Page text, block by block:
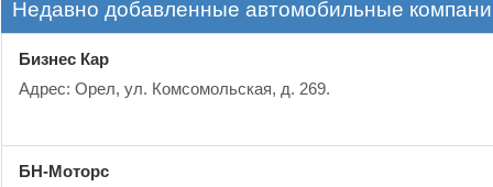
Недавно добавленные автомобильные
Бизнес Кар
Адрес: Орел, ул. Комсомольская, д. 269.
БН-Моторс